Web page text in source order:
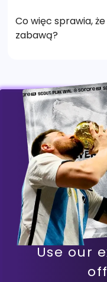
Co więc sprawia,
zabawą?
Use our